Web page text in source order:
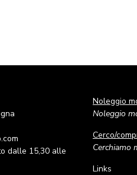
dalle 15,30 alle
Noleggio
Noleggio
Cerco/
Cerchiamo
Links